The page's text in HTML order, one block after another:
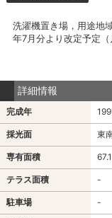
洗濯機置き場，用途地
年7月分より改定予定
詳細情報
完成年
採光面 東
専有面積
テラス面積 -
駐車場 -